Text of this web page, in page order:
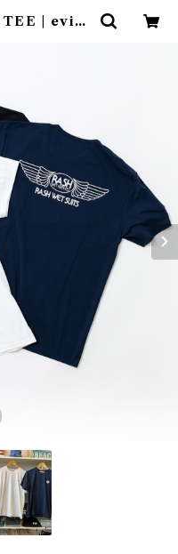
| evins